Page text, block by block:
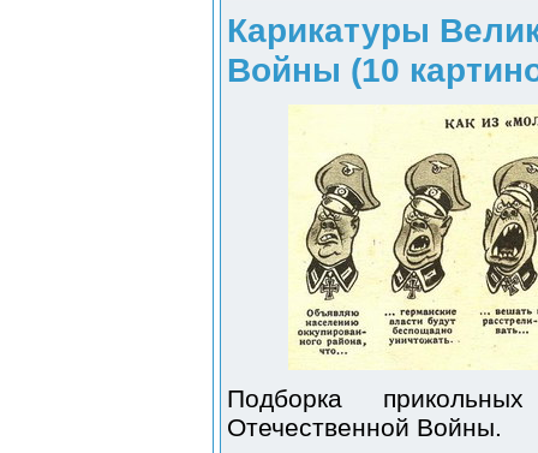
Карикатуры
Войны (10
Подборка
Отечественной Войны.